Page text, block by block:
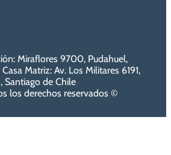
Miraflores 9700, Pudahuel,
Matriz: Av. Los Militares 6191,
Santiago de Chile
los derechos reservados ©